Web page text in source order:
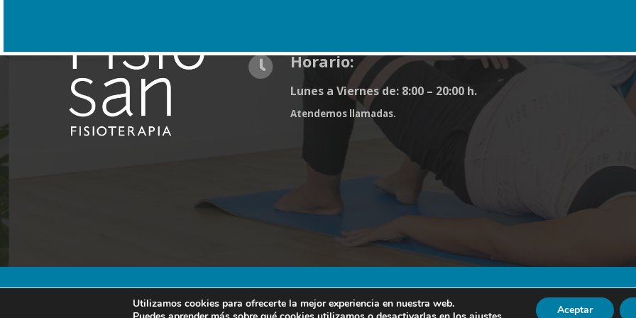
Horario:
Lunes a Viernes de: 8:00 – 20:00 h.
Atendemos llamadas.
© Copyright | Fisiosan Centro de Fisioterapia 2025 Aviso Legal Política de
Utilizamos cookies para ofrecerte la mejor experiencia en nuestra web.
Aceptar